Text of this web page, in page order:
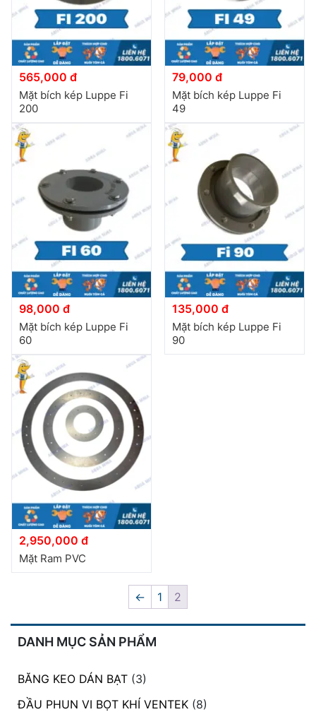
DANH MỤC SẢN PHẨM
BĂNG KEO DÁN BẠT (3)
ĐẦU PHUN VI BỌT KHÍ VENTEK (8)
565,000 đ
Mặt bích kép Luppe Fi
200
79,000 đ
Mặt bích kép Luppe Fi
49
98,000 đ
Mặt bích kép Luppe Fi
60
135,000 đ
Mặt bích kép Luppe Fi
90
2,950,000 đ
Mặt Ram PVC
← 1 2